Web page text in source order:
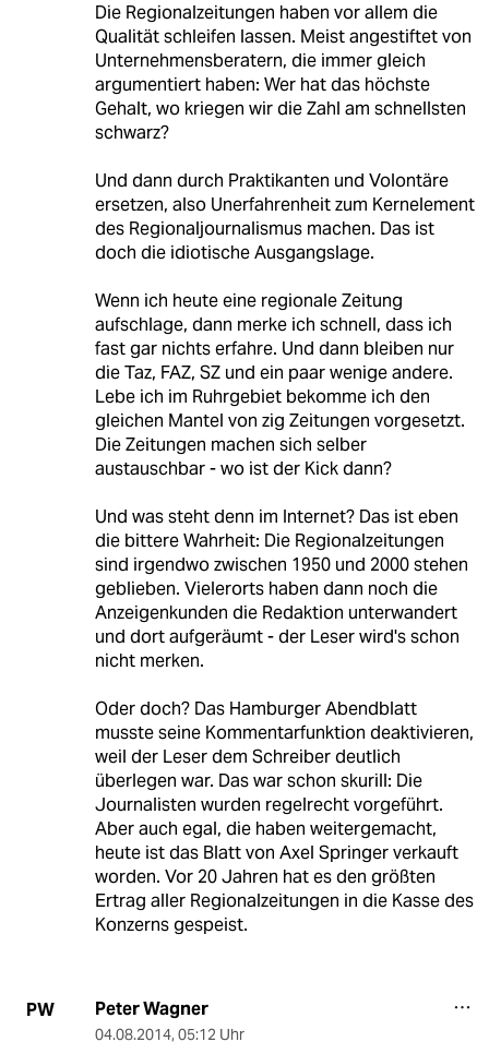
Die Regionalzeitungen haben vor allem die
Qualität schleifen lassen. Meist angestiftet von
Unternehmensberatern, die immer gleich
argumentiert haben: Wer hat das höchste
Gehalt, wo kriegen wir die Zahl am schnellsten
schwarz?
Und dann durch Praktikanten und Volontäre
ersetzen, also Unerfahrenheit zum Kernelement
des Regionaljournalismus machen. Das ist
doch die idiotische Ausgangslage.
Wenn ich heute eine regionale Zeitung
aufschlage, dann merke ich schnell, dass ich
fast gar nichts erfahre. Und dann bleiben nur
die Taz, FAZ, SZ und ein paar wenige andere.
Lebe ich im Ruhrgebiet bekomme ich den
gleichen Mantel von zig Zeitungen vorgesetzt.
Die Zeitungen machen sich selber
austauschbar - wo ist der Kick dann?
Und was steht denn im Internet? Das ist eben
die bittere Wahrheit: Die Regionalzeitungen
sind irgendwo zwischen 1950 und 2000 stehen
geblieben. Vielerorts haben dann noch die
Anzeigenkunden die Redaktion unterwandert
und dort aufgeräumt - der Leser wird's schon
nicht merken.
Oder doch? Das Hamburger Abendblatt
musste seine Kommentarfunktion deaktivieren,
weil der Leser dem Schreiber deutlich
überlegen war. Das war schon skurill: Die
Journalisten wurden regelrecht vorgeführt.
Aber auch egal, die haben weitergemacht,
heute ist das Blatt von Axel Springer verkauft
worden. Vor 20 Jahren hat es den größten
Ertrag aller Regionalzeitungen in die Kasse des
Konzerns gespeist.
PW Peter Wagner
04.08.2014, 05:12 Uhr